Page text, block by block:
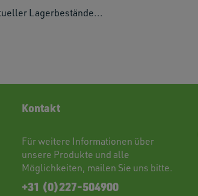
Lagerbestände...
Kontakt
Für weitere Informationen über
unsere Produkte und alle
Möglichkeiten, mailen Sie uns bitte.
+31 (0)227-504900